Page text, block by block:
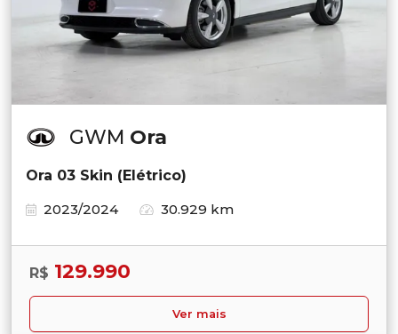
GWM Ora
Ora 03 Skin (Elétrico)
2023/2024
30.929 km
R$ 129.990
Ver mais